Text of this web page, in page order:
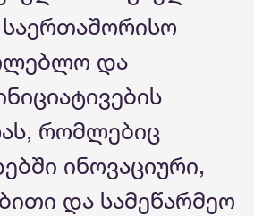
საერთაშორისო
და
რომლებიც
ინოვაციური,
და სამეწარმეო